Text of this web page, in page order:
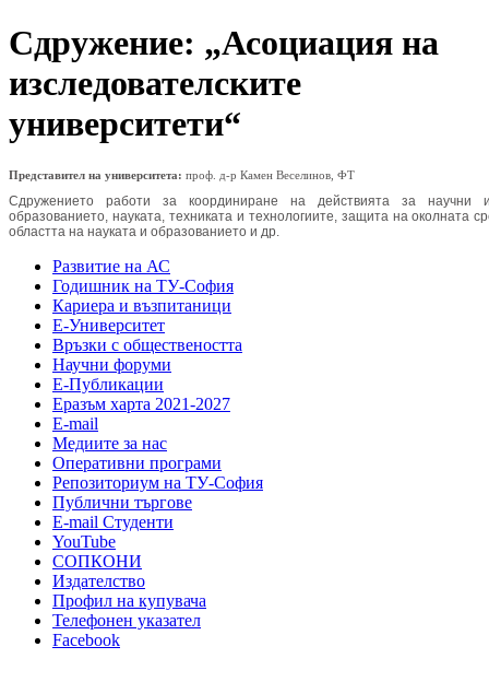
Сдружение: „Асоциация на
изследователските
университети“
Представител на университета: проф. д-р Камен Веселинов, ФТ
Сдружението работи за координиране на действията за научни
образованието, науката, техниката и технологиите, защита на околната
областта на науката и образованието и др.
Развитие на АС
Годишник на ТУ-София
Кариера и възпитаници
Е-Университет
Връзки с обществеността
Научни форуми
Е-Публикации
Еразъм харта 2021-2027
E-mail
Медиите за нас
Оперативни програми
Репозиториум на ТУ-София
Публични търгове
Е-mail Студенти
YouTube
СОПКОНИ
Издателство
Профил на купувача
Телефонен указател
Facebook